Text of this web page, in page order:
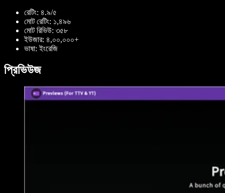
রেটিং: ৪.৯/৫
মোট রেটিং: ১,৪৯৬
মোট রিভিউ: ৩৫৮
ইউজার: ৪,০০,০০০+
ভাষা: ইংরেজি
প্রিভিউজ